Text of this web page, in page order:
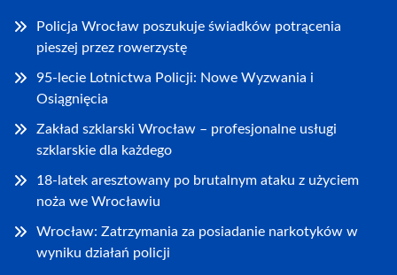
Policja Wrocław poszukuje świadków potrącenia
pieszej przez rowerzystę
95-lecie Lotnictwa Policji: Nowe Wyzwania i
Osiągnięcia
Zakład szklarski Wrocław – profesjonalne usługi
szklarskie dla każdego
18-latek aresztowany po brutalnym ataku z użyciem
noża we Wrocławiu
Wrocław: Zatrzymania za posiadanie narkotyków w
wyniku działań policji